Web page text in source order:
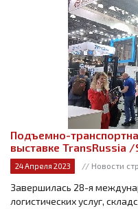
Подъемно-
выставке TransRussia
24 Апреля 2023 // Новости
Завершилась 28-я
логистических услуг,